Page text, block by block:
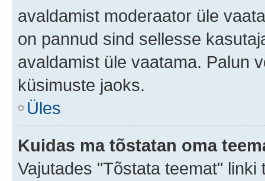
avaldamist moderaator üle
on pannud sind sellesse
avaldamist üle vaatama. Palun
küsimuste jaoks.
Üles
Kuidas ma tõstatan oma
Vajutades "Tõstata teemat"